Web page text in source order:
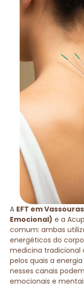
A EFT em
Emocional) e a
comum: ambas
energéticos do
medicina tradicional
pelos quais a
nesses canais
emocionais e